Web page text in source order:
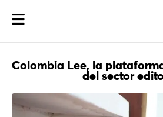
Colombia Lee, la
del sector